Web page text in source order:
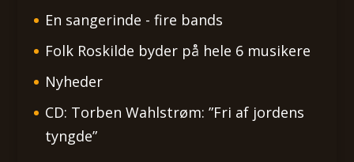
En sangerinde - fire bands
Folk Roskilde byder på hele 6 musikere
Nyheder
CD: Torben Wahlstrøm: ”Fri af jordens
tyngde”